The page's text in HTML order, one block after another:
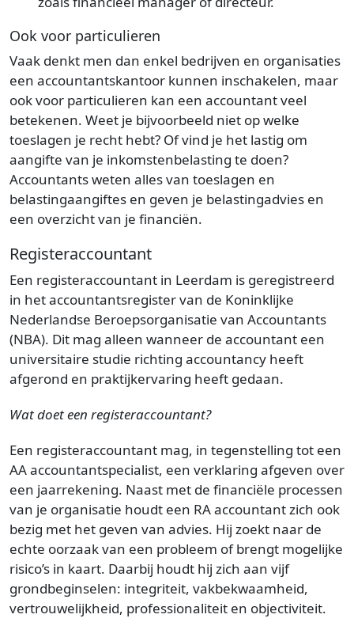
Ook voor particulieren
Vaak denkt men dan enkel bedrijven en organisaties
een accountantskantoor kunnen inschakelen, maar
ook voor particulieren kan een accountant veel
betekenen. Weet je bijvoorbeeld niet op welke
toeslagen je recht hebt? Of vind je het lastig om
aangifte van je inkomstenbelasting te doen?
Accountants weten alles van toeslagen en
belastingaangiftes en geven je belastingadvies en
een overzicht van je financiën.
Registeraccountant
Een registeraccountant in Leerdam is geregistreerd
in het accountantsregister van de Koninklijke
Nederlandse Beroepsorganisatie van Accountants
(NBA). Dit mag alleen wanneer de accountant een
universitaire studie richting accountancy heeft
afgerond en praktijkervaring heeft gedaan.
Wat doet een registeraccountant?
Een registeraccountant mag, in tegenstelling tot een
AA accountantspecialist, een verklaring afgeven over
een jaarrekening. Naast met de financiële processen
van je organisatie houdt een RA accountant zich ook
bezig met het geven van advies. Hij zoekt naar de
echte oorzaak van een probleem of brengt mogelijke
risico’s in kaart. Daarbij houdt hij zich aan vijf
grondbeginselen: integriteit, vakbekwaamheid,
vertrouwelijkheid, professionaliteit en objectiviteit.